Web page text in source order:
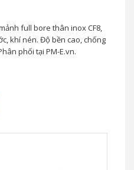
full bore thân inox CF8,
khí nén. Độ bền cao, chống
phối tại PM-E.vn.